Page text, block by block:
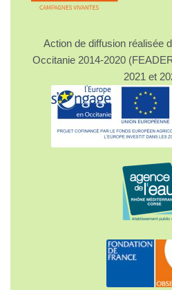
Action de diffusion réalisée
Occitanie 2014-2020
2021 et